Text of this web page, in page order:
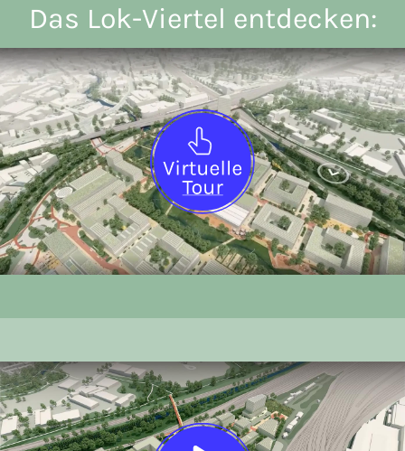
Das Lok-Viertel entdecken: